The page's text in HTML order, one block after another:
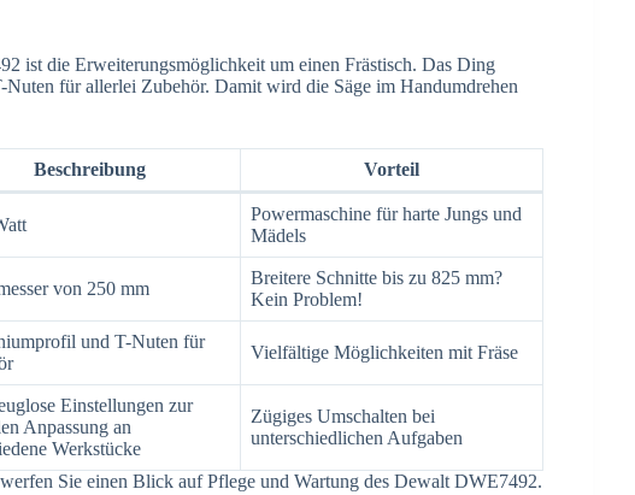
ist die Erweiterungsmöglichkeit um einen Frästisch. Das Ding
für allerlei Zubehör. Damit wird die Säge im Handumdrehen
Beschreibung Vorteil
Powermaschine für harte Jungs und
Mädels
von 250 mm
Breitere Schnitte bis zu 825 mm?
Kein Problem!
und T-Nuten für
Vielfältige Möglichkeiten mit Fräse
Einstellungen zur
Anpassung an
Werkstücke
Zügiges Umschalten bei
unterschiedlichen Aufgaben
Sie einen Blick auf Pflege und Wartung des Dewalt DWE7492.